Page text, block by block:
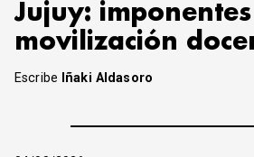
Jujuy:
movilización
Escribe Iñaki Aldasoro